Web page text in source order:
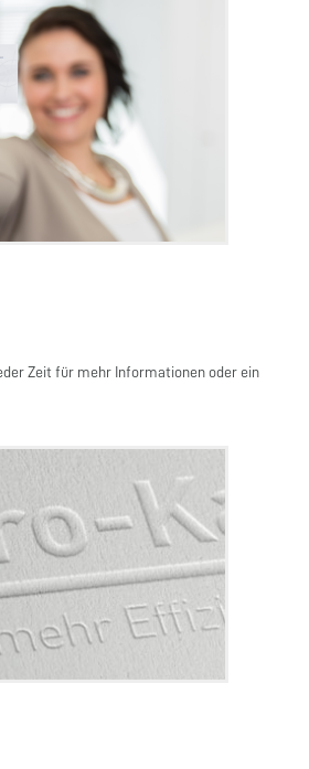
Zeit für mehr Informationen oder ein